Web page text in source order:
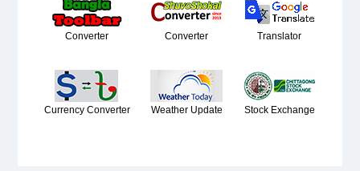
Converter Converter Translator
Currency Converter Weather Update Stock Exchange